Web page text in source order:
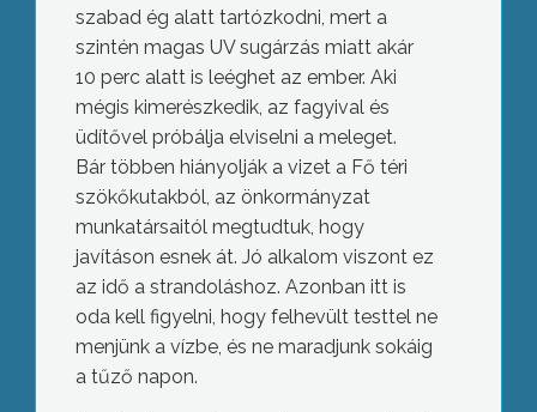
szabad ég alatt tartózkodni, mert a
szintén magas UV sugárzás miatt akár
10 perc alatt is leéghet az ember. Aki
mégis kimerészkedik, az fagyival és
üdítővel próbálja elviselni a meleget.
Bár többen hiányolják a vizet a Fő téri
szökőkutakból, az önkormányzat
munkatársaitól megtudtuk, hogy
javításon esnek át. Jó alkalom viszont ez
az idő a strandoláshoz. Azonban itt is
oda kell figyelni, hogy felhevült testtel ne
menjünk a vízbe, és ne maradjunk sokáig
a tűző napon.